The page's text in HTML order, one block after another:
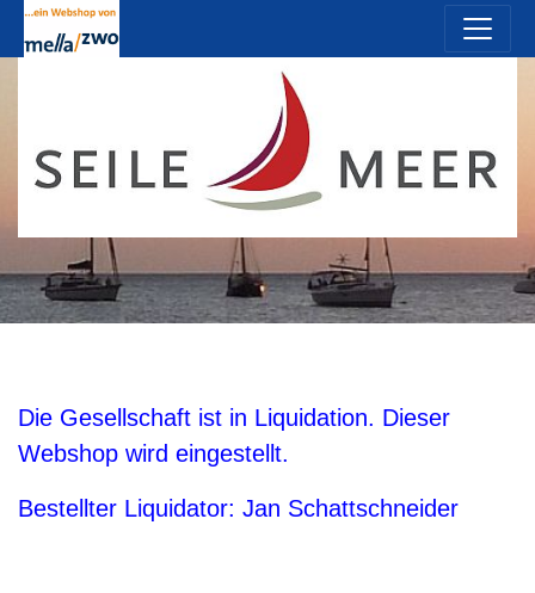
Die Gesellschaft ist in Liquidation. Dieser
Webshop wird eingestellt.
Bestellter Liquidator: Jan Schattschneider